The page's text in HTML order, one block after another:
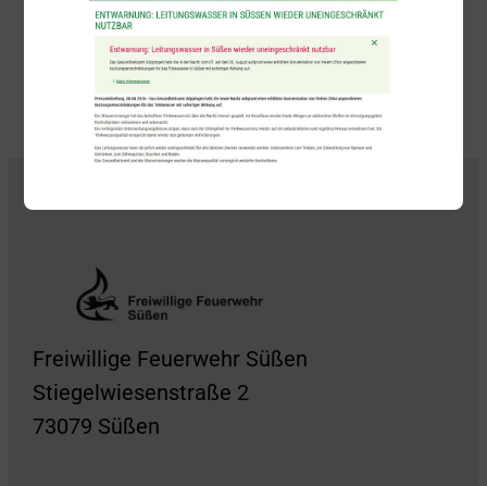
Zurück
Freiwillige Feuerwehr Süßen
Stiegelwiesenstraße 2
73079 Süßen